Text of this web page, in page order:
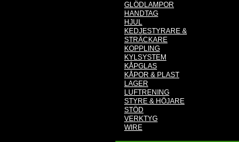
GLÖDLAMPOR
HANDTAG
HJUL
KEDJESTYRARE &
STRÄCKARE
KOPPLING
KYLSYSTEM
KÅPGLAS
KÅPOR & PLAST
LAGER
LUFTRENING
STYRE & HÖJARE
STÖD
VERKTYG
WIRE